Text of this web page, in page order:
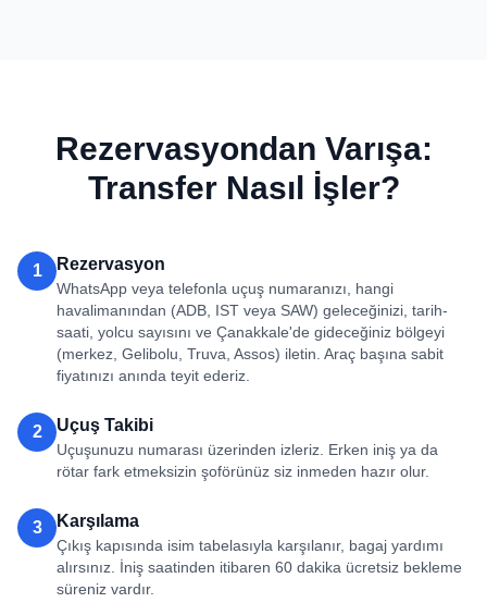
Rezervasyondan Varışa:
Transfer Nasıl İşler?
1 Rezervasyon
WhatsApp veya telefonla uçuş numaranızı, hangi
havalimanından (ADB, IST veya SAW) geleceğinizi, tarih-
saati, yolcu sayısını ve Çanakkale'de gideceğiniz bölgeyi
(merkez, Gelibolu, Truva, Assos) iletin. Araç başına sabit
fiyatınızı anında teyit ederiz.
2 Uçuş Takibi
Uçuşunuzu numarası üzerinden izleriz. Erken iniş ya da
rötar fark etmeksizin şoförünüz siz inmeden hazır olur.
3 Karşılama
Çıkış kapısında isim tabelasıyla karşılanır, bagaj yardımı
alırsınız. İniş saatinden itibaren 60 dakika ücretsiz bekleme
süreniz vardır.